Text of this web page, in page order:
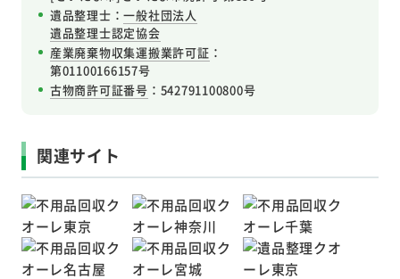
遺品整理士：一般社団法人
遺品整理士認定協会
産業廃棄物収集運搬業許可証 ：
第01100166157号
古物商許可証番号 ：542791100800号
関連サイト